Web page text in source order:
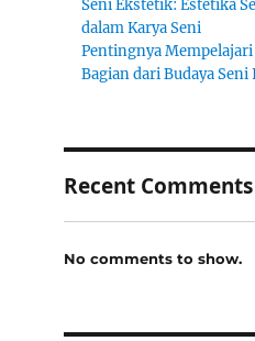
Seni Ekstetik: Estetika
dalam Karya Seni
Pentingnya
Bagian dari Budaya
Recent Comments
No comments to show.